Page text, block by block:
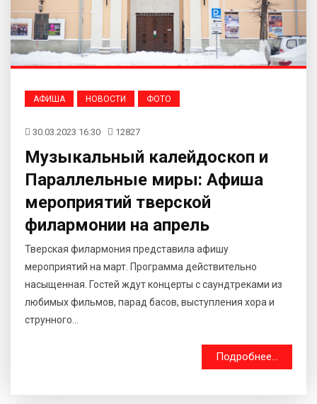
АФИША НОВОСТИ ФОТО
30.03.2023 16:30 12827
Музыкальный калейдоскоп и
Параллельные миры: Афиша
мероприятий тверской
филармонии на апрель
Тверская филармония представила афишу
мероприятий на март. Программа действительно
насыщенная. Гостей ждут концерты с саундтреками из
любимых фильмов, парад басов, выступления хора и
струнного...
Подробнее...